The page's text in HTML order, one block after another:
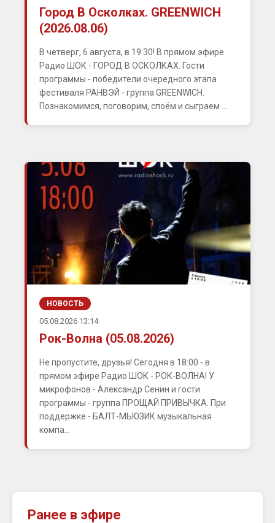
Город В Осколках. GREENWICH
(2026.08.06)
В четверг, 6 августа, в 19:30! В прямом эфире
Радио ШОК - ГОРОД В ОСКОЛКАХ. Гости
программы - победители очередного этапа
фестиваля РАНВЭЙ - группа GREENWICH.
Познакомимся, поговорим, споём и сыграем ...
НОВОСТЬ
05.08.2026 13:14
Рок-Волна (05.08.2026)
Не пропустите, друзья! Сегодня в 18:00 - в
прямом эфире Радио ШОК - РОК-ВОЛНА! У
микрофонов - Александр Сенин и гости
программы - группа ПРОЩАЙ ПРИВЫЧКА. При
поддержке - БАЛТ-МЬЮЗИК музыкальная
компа...
Ранее в эфире